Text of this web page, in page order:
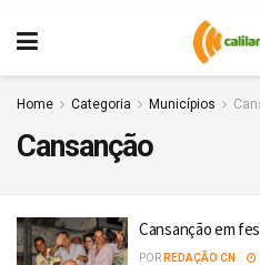
Home Categoria Municípios
Cansanção
Cansanção em
POR REDAÇÃO CN